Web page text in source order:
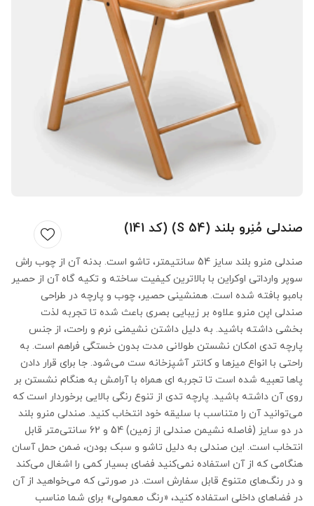
صندلی مُنِرو بلند (S 54) (کد 141)
صندلی منرو بلند سایز 54 سانتیمتر، تاشو است. بدنه آن از چوب راش
سوپر وارداتی اوکراین با بالاترین کیفیت ساخته و تکیه گاه آن از حصیر
بامبو بافته شده است. همنشینی حصیر، چوب و پارچه در طراحی
صندلی اپن منرو علاوه بر زیبایی بصری باعث شده تا تجربه لذت
بخشی داشته باشید. به دلیل داشتن نشیمنی نرم و راحت، از جنس
پارچه تدی امکان نشستن طولانی مدت بدون خستگی فراهم است. به
راحتی با انواع میزها و كانتر آشپزخانه ست می‌شود. جا برای قرار دادن
پاها تعبیه شده است تا تجربه ای همراه با آرامش به هنگام نشستن بر
روی آن داشته باشید. پارچه تدی از تنوع رنگی بالایی برخوردار است که
می‌توانید آن را متناسب با سلیقه خود انتخاب کنید. صندلی منرو بلند
در دو سایز (فاصله نشیمن صندلی از زمین) 54 و 62 سانتی‌متر قابل
انتخاب است. این صندلی به دلیل تاشو و سبک بودن، ضمن حمل آسان
هنگامی که از آن استفاده نمی‌کنید فضای بسیار کمی را اشغال می‌کند
و در رنگ‌های متنوع قابل سفارش است. در صورتی که می‌خواهید از آن
در فضاهای داخلی استفاده کنید، «رنگ معمولی» برای شما مناسب